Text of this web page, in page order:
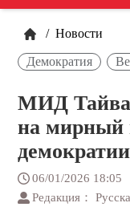
/ Новости
Демократия
МИД
на мирный
демократии
06/01/2026 18:05
Редакция：